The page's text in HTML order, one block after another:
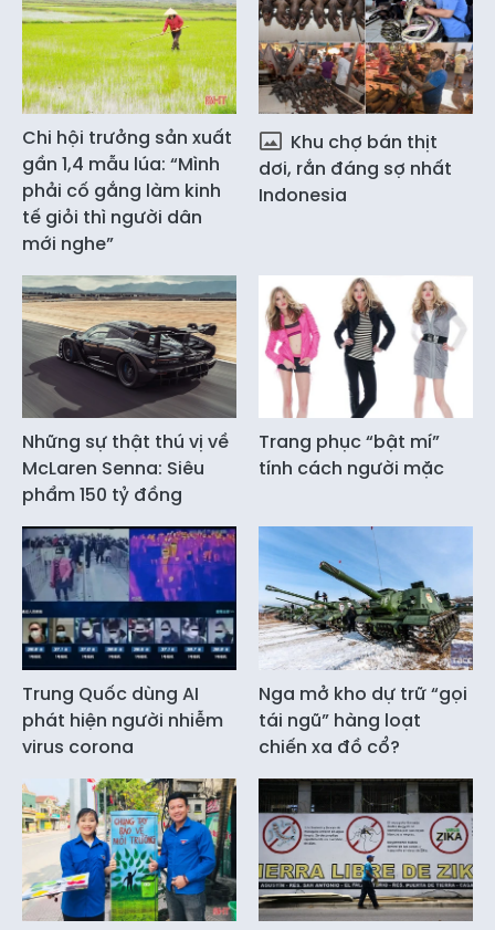
Chi hội trưởng sản xuất
gần 1,4 mẫu lúa: “Mình
phải cố gắng làm kinh
tế giỏi thì người dân
mới nghe”
Khu chợ bán thịt
dơi, rắn đáng sợ nhất
Indonesia
Những sự thật thú vị về
McLaren Senna: Siêu
phẩm 150 tỷ đồng
Trang phục “bật mí”
tính cách người mặc
Trung Quốc dùng AI
phát hiện người nhiễm
virus corona
Nga mở kho dự trữ “gọi
tái ngũ” hàng loạt
chiến xa đồ cổ?